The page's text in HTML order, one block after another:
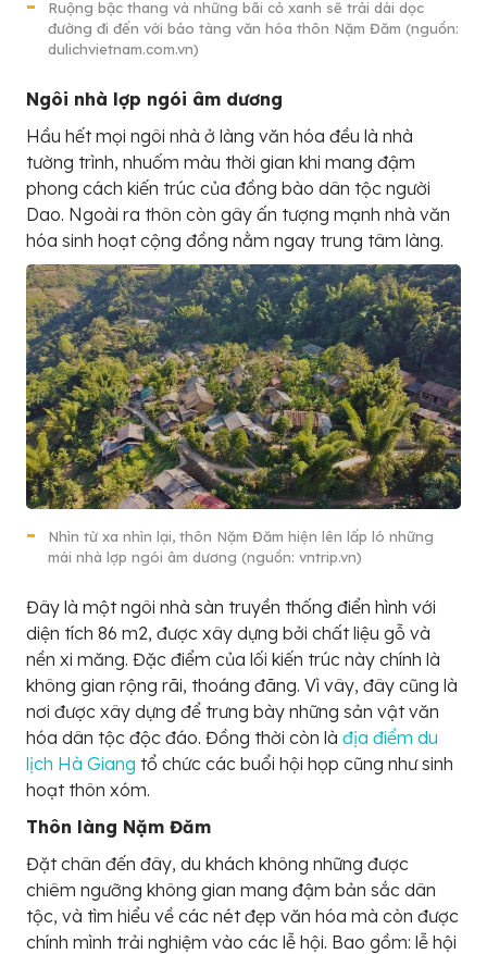
Ruộng bậc thang và những bãi cỏ xanh sẽ trải dài dọc
đường đi đến với bảo tàng văn hóa thôn Nặm Đăm (nguồn:
dulichvietnam.com.vn)
Ngôi nhà lợp ngói âm dương
Hầu hết mọi ngôi nhà ở làng văn hóa đều là nhà
tường trình, nhuốm màu thời gian khi mang đậm
phong cách kiến trúc của đồng bào dân tộc người
Dao. Ngoài ra thôn còn gây ấn tượng mạnh nhà văn
hóa sinh hoạt cộng đồng nằm ngay trung tâm làng.
Nhìn từ xa nhìn lại, thôn Nặm Đăm hiện lên lấp ló những
mái nhà lợp ngói âm dương (nguồn: vntrip.vn)
Đây là một ngôi nhà sàn truyền thống điển hình với
diện tích 86 m2, được xây dựng bởi chất liệu gỗ và
nền xi măng. Đặc điểm của lối kiến trúc này chính là
không gian rộng rãi, thoáng đãng. Vì vây, đây cũng là
nơi được xây dựng để trưng bày những sản vật văn
hóa dân tộc độc đáo. Đồng thời còn là địa điểm du
lịch Hà Giang tổ chức các buổi hội họp cũng như sinh
hoạt thôn xóm.
Thôn làng Nặm Đăm
Đặt chân đến đây, du khách không những được
chiêm ngưỡng không gian mang đậm bản sắc dân
tộc, và tìm hiểu về các nét đẹp văn hóa mà còn được
chính mình trải nghiệm vào các lễ hội. Bao gồm: lễ hội